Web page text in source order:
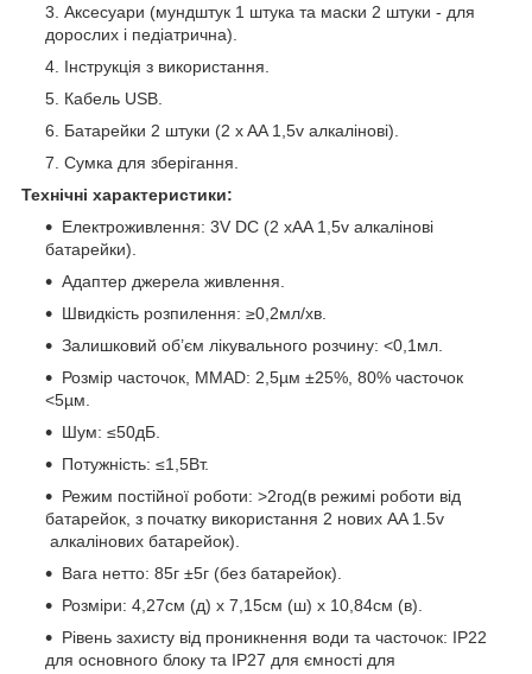
Аксесуари (мундштук 1 штука та маски 2 штуки - для
дорослих і педіатрична).
Інструкція з використання.
Кабель USB.
Батарейки 2 штуки (2 x AA 1,5v алкалінові).
Сумка для зберігання.
Технічні характеристики:
Електроживлення: 3V DC (2 xAA 1,5v алкалінові
батарейки).
Адаптер джерела живлення.
Швидкість розпилення: ≥0,2мл/хв.
Залишковий об’єм лікувального розчину: <0,1мл.
Розмір часточок, MMAD: 2,5µм ±25%, 80% часточок
<5µм.
Шум: ≤50дБ.
Потужність: ≤1,5Вт.
Режим постійної роботи: >2год(в режимі роботи від
батарейок, з початку використання 2 нових AA 1.5v
алкалінових батарейок).
Вага нетто: 85г ±5г (без батарейок).
Розміри: 4,27см (д) х 7,15см (ш) х 10,84см (в).
Рівень захисту від проникнення води та часточок: ІР22
для основного блоку та ІР27 для ємності для